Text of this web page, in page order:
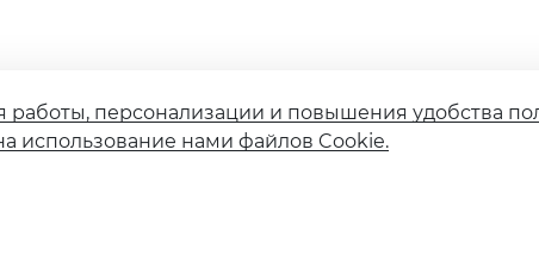
персонализации и повышения удобства
использование нами файлов Cookie.